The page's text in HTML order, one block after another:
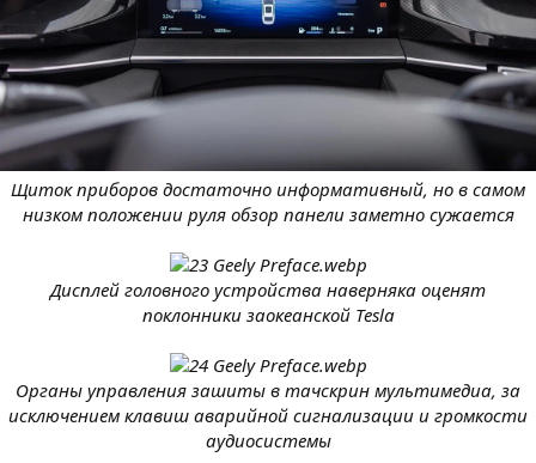
Щиток приборов достаточно информативный, но в самом
низком положении руля обзор панели заметно сужается
Дисплей головного устройства наверняка оценят
поклонники заокеанской Tesla
Органы управления зашиты в тачскрин мультимедиа, за
исключением клавиш аварийной сигнализации и громкости
аудиосистемы